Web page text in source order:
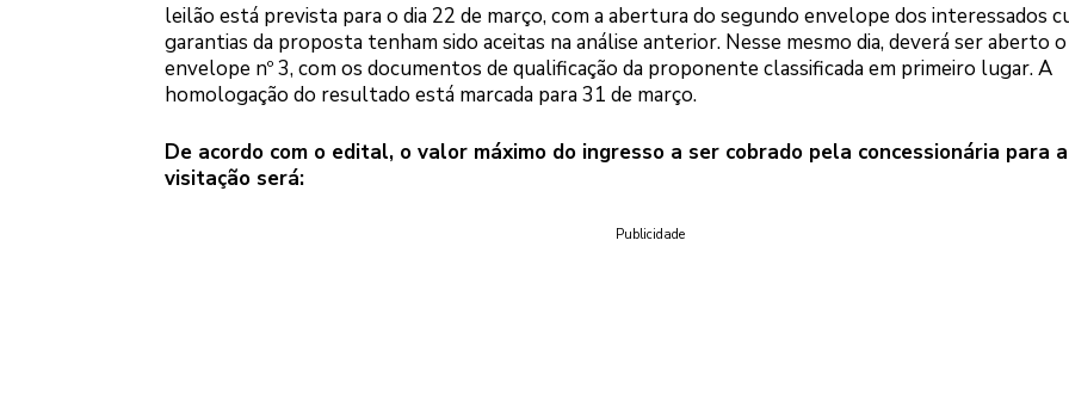
leilão está prevista para o dia 22 de março, com a abertura do segundo envelope dos interessados
garantias da proposta tenham sido aceitas na análise anterior. Nesse mesmo dia, deverá ser aberto o
envelope nº 3, com os documentos de qualificação da proponente classificada em primeiro lugar. A
homologação do resultado está marcada para 31 de março.
De acordo com o edital, o valor máximo do ingresso a ser cobrado pela concessionária para a
visitação será:
Publicidade